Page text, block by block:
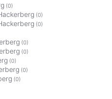
(0)
(0)
(0)
(0)
(0)
(0)
(0)
(0)